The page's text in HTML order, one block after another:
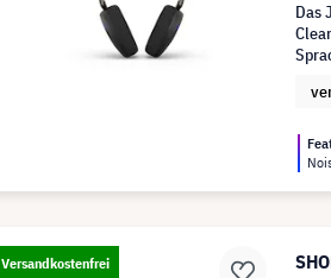
Das
Versandkostenfrei